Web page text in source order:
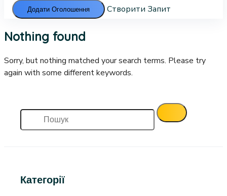
Додати Оголошення Створити Запит
Nothing found
Sorry, but nothing matched your search terms. Please try
again with some different keywords.
Категорії